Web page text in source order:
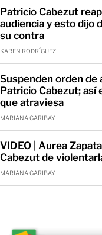
Patricio Cabezut
audiencia y esto dijo
su contra
KAREN RODRÍGUEZ
Suspenden orden de
Patricio Cabezut; así
que atraviesa
MARIANA GARIBAY
VIDEO | Aurea
Cabezut de
MARIANA GARIBAY